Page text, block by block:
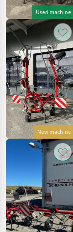
Used machine
New machine